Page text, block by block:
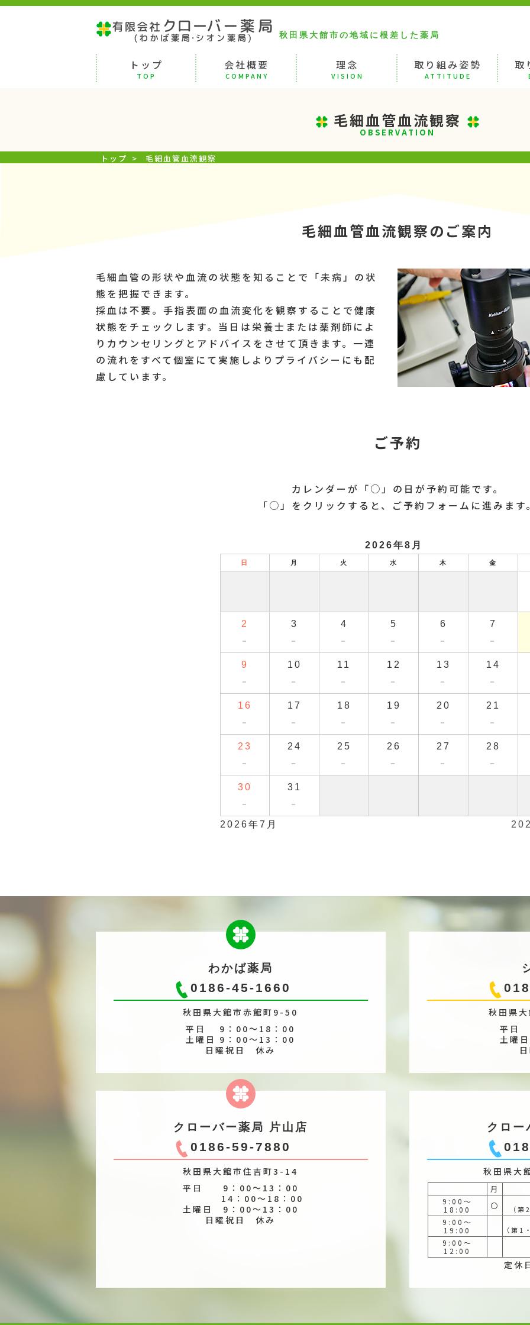
秋田県大館市の地域に根差した薬局
トップ
TOP
会社概要
COMPANY
理念
VISION
取り組み姿勢
ATTITUDE
取
毛細血管血流観察
OBSERVATION
トップ > 毛細血管血流観察
毛細血管血流観察のご案内
毛細血管の形状や血流の状態を知ることで「未病」の状
態を把握できます。
採血は不要。手指表面の血流変化を観察することで健康
状態をチェックします。当日は栄養士または薬剤師によ
りカウンセリングとアドバイスをさせて頂きます。一連
の流れをすべて個室にて実施しよりプライバシーにも配
慮しています。
ご予約
カレンダーが「○」の日が予約可能です。
「○」をクリックすると、ご予約フォームに進みます
2026年8月
日 月 火 水 木 金
2
－
3
－
4
－
5
－
6
－
7
－
9
－
10
－
11
－
12
－
13
－
14
－
16
－
17
－
18
－
19
－
20
－
21
－
23
－
24
－
25
－
26
－
27
－
28
－
30
－
31
－
2026年7月
わかば薬局
0186-45-1660
秋田県大館市赤館町9-50
平日 9：00～18：00
土曜日 9：00～13：00
日曜祝日 休み
秋田県
平日
土曜
クローバー薬局 片山店
0186-59-7880
秋田県大館市住吉町3-14
平日 9：00～13：00
14：00～18：00
土曜日 9：00～13：00
日曜祝日 休み
クロー
秋田県大
月
9:00～
18:00
〇 （
9:00～
19:00
（第1
9:00～
12:00
定休